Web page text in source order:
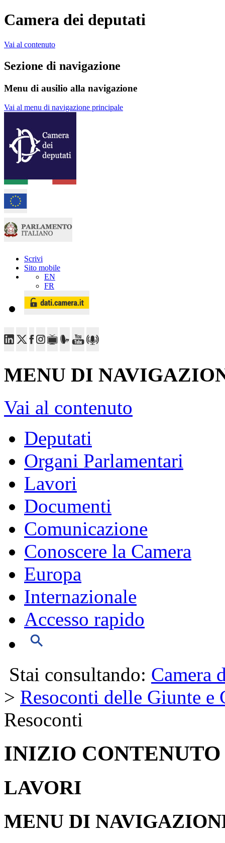
Camera dei deputati
Vai al contenuto
Sezione di navigazione
Menu di ausilio alla navigazione
Vai al menu di navigazione principale
Scrivi
Sito mobile
EN
FR
MENU DI
Vai al contenuto
Deputati
Organi Parlamentari
Lavori
Documenti
Comunicazione
Conoscere la Camera
Europa
Internazionale
Accesso rapido
Stai consultando: Camera
> Resoconti delle Giunte e
Resoconti
INIZIO CONTENUTO
LAVORI
MENU DI